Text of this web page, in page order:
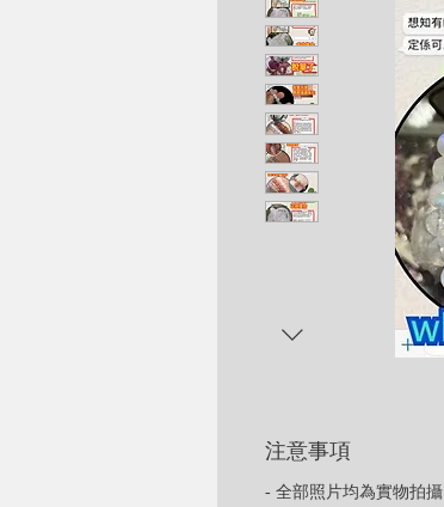
注意事項
- 全部照片均為實物拍攝